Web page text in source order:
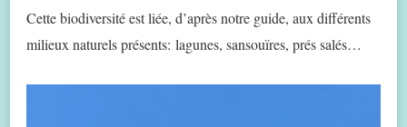
Cette biodiversité est liée, d’après notre guide, aux différents
milieux naturels présents: lagunes, sansouïres, prés salés…